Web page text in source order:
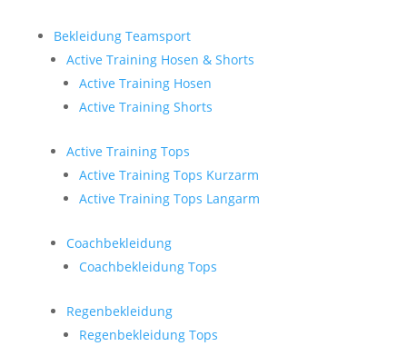
Bekleidung Teamsport
Active Training Hosen & Shorts
Active Training Hosen
Active Training Shorts
Active Training Tops
Active Training Tops Kurzarm
Active Training Tops Langarm
Coachbekleidung
Coachbekleidung Tops
Regenbekleidung
Regenbekleidung Tops